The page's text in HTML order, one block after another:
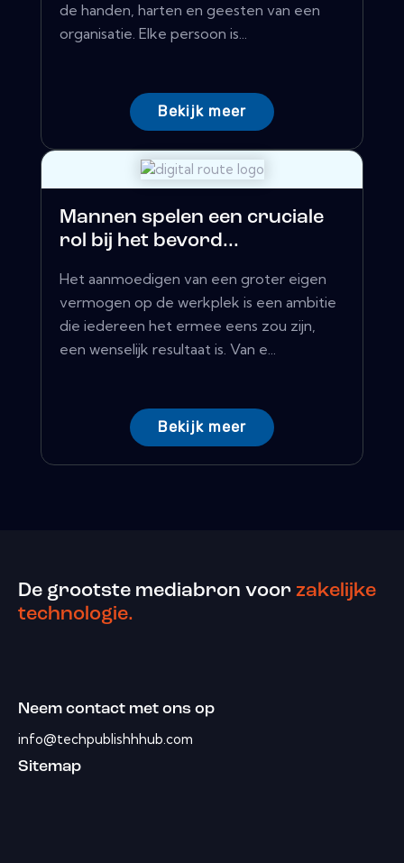
de handen, harten en geesten van een
organisatie. Elke persoon is...
Bekijk meer
Mannen spelen een cruciale
rol bij het bevord...
Het aanmoedigen van een groter eigen
vermogen op de werkplek is een ambitie
die iedereen het ermee eens zou zijn,
een wenselijk resultaat is. Van e...
Bekijk meer
De grootste mediabron voor zakelijke
technologie.
Neem contact met ons op
info@techpublishhhub.com
Sitemap